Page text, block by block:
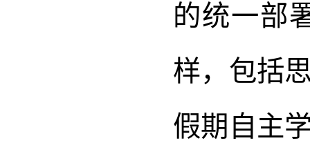
的统一部
样，包括
假期自主